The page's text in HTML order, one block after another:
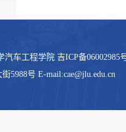
汽车工程学院 吉ICP备06002985
5988号 E-mail:cae@jlu.edu.cn